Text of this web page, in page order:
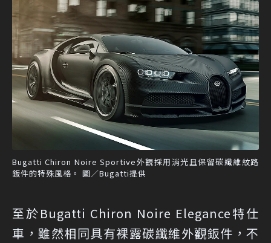
Bugatti Chiron Noire Sportive外觀採用消光且保留碳纖維紋路
鈑件的特殊風格。 圖／Bugatti提供
至於Bugatti Chiron Noire Elegance特仕
車，雖然相同具有裸露碳纖維外觀鈑件，不